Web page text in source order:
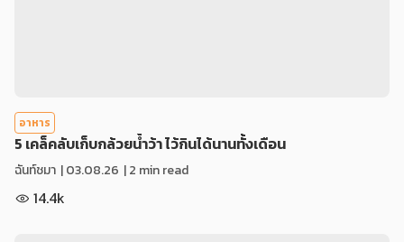
อาหาร
5 เคล็คลับเก็บกล้วยน้ำว้า ไว้กินได้นานทั้งเดือน
ฉันท์ชมา |03.08.26 | 2 min read
14.4k